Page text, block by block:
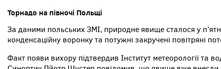
Торнадо на півночі Польщі
За даними польських ЗМІ, природне явище сталося у
конденсаційну воронку та потужні закручені повітряні
Факт появи вихору підтвердив Інститут метеорології та